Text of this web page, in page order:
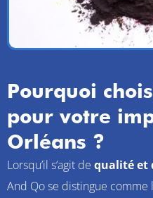
Pourquoi
pour votre
Orléans ?
Lorsqu’il s’agit de qualité et
And Qo se distingue comme